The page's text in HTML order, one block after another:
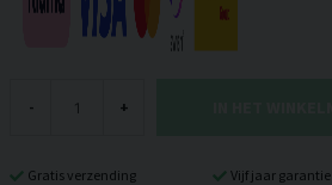
- +
Gratis verzending Vijf jaar garantie